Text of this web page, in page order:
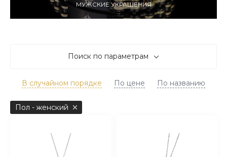
МУЖСКИЕ УКРАШЕНИЯ
Поиск по параметрам
В случайном порядке По цене По названию
Пол - женский